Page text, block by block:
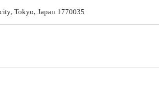
Tokyo, Japan 1770035